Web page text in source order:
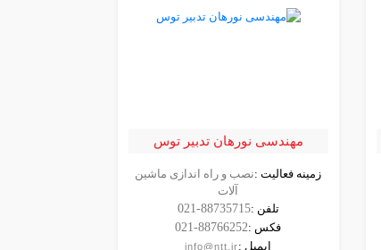
مهندسی نورهان تدبیر توس
مشاهده
شرکت
زمینه فعالیت :نصب و راه اندازی ماشین
آلات
تلفن :021-88735715
فکس :021-88766252
ایمیل :info@ntt.ir